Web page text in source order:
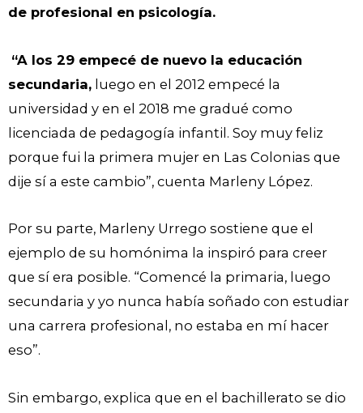
de profesional en psicología.
“A los 29 empecé de nuevo la educación
secundaria, luego en el 2012 empecé la
universidad y en el 2018 me gradué como
licenciada de pedagogía infantil. Soy muy feliz
porque fui la primera mujer en Las Colonias que
dije sí a este cambio”, cuenta Marleny López.
Por su parte, Marleny Urrego sostiene que el
ejemplo de su homónima la inspiró para creer
que sí era posible. “Comencé la primaria, luego
secundaria y yo nunca había soñado con estudiar
una carrera profesional, no estaba en mí hacer
eso”.
Sin embargo, explica que en el bachillerato se dio